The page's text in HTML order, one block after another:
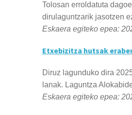
Tolosan erroldatuta
dirulaguntzarik jasotzen
Eskaera egiteko epea:
Etxebizitza hutsak
Diruz lagunduko dira
lanak. Laguntza
Eskaera egiteko epea: